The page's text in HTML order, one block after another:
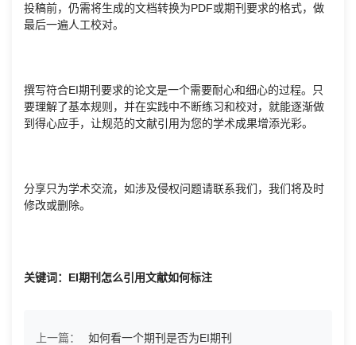
投稿前，仍需将生成的文档转换为PDF或期刊要求的格式，做
最后一遍人工校对。
撰写符合EI期刊要求的论文是一个需要耐心和细心的过程。只
要理解了基本规则，并在实践中不断练习和校对，就能逐渐做
到得心应手，让规范的文献引用为您的学术成果增添光彩。
分享只为学术交流，如涉及侵权问题请联系我们，我们将及时
修改或删除。
关键词：EI期刊怎么引用文献如何标注
上一篇：
如何看一个期刊是否为EI期刊